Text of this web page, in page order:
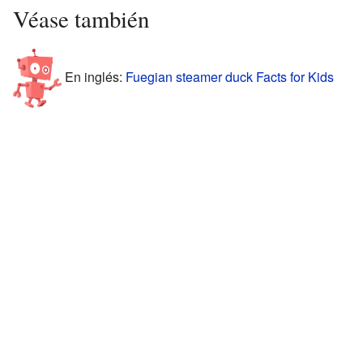
Véase también
En inglés: Fuegian steamer duck Facts for Kids